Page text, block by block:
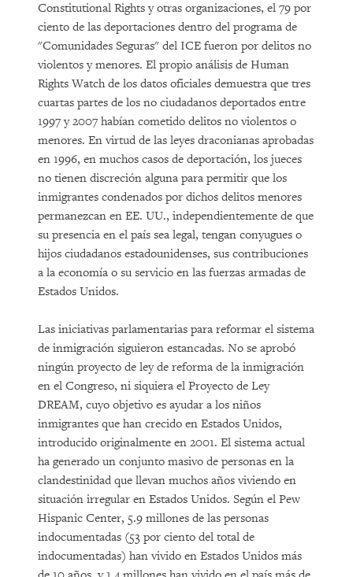
Constitutional Rights y otras organizaciones, el 79 por
ciento de las deportaciones dentro del programa de
"Comunidades Seguras" del ICE fueron por delitos no
violentos y menores. El propio análisis de Human
Rights Watch de los datos oficiales demuestra que tres
cuartas partes de los no ciudadanos deportados entre
1997 y 2007 habían cometido delitos no violentos o
menores. En virtud de las leyes draconianas aprobadas
en 1996, en muchos casos de deportación, los jueces
no tienen discreción alguna para permitir que los
inmigrantes condenados por dichos delitos menores
permanezcan en EE. UU., independientemente de que
su presencia en el país sea legal, tengan conyugues o
hijos ciudadanos estadounidenses, sus contribuciones
a la economía o su servicio en las fuerzas armadas de
Estados Unidos.
Las iniciativas parlamentarias para reformar el sistema
de inmigración siguieron estancadas. No se aprobó
ningún proyecto de ley de reforma de la inmigración
en el Congreso, ni siquiera el Proyecto de Ley
DREAM, cuyo objetivo es ayudar a los niños
inmigrantes que han crecido en Estados Unidos,
introducido originalmente en 2001. El sistema actual
ha generado un conjunto masivo de personas en la
clandestinidad que llevan muchos años viviendo en
situación irregular en Estados Unidos. Según el Pew
Hispanic Center, 5.9 millones de las personas
indocumentadas (53 por ciento del total de
indocumentadas) han vivido en Estados Unidos más